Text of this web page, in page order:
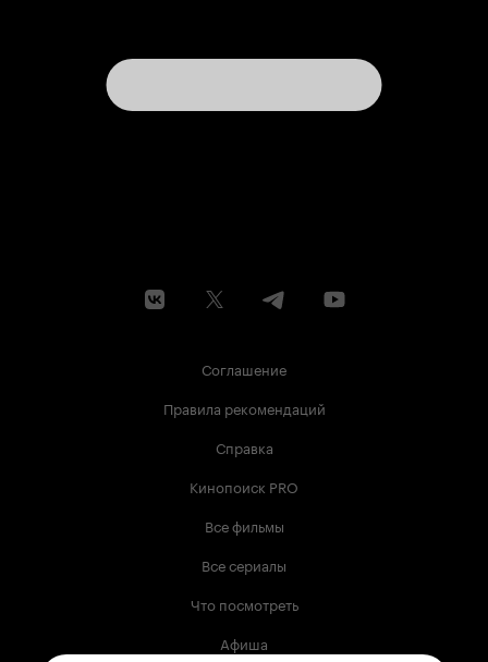
Соглашение
Правила рекомендаций
Справка
Кинопоиск PRO
Все фильмы
Все сериалы
Что посмотреть
Афиша